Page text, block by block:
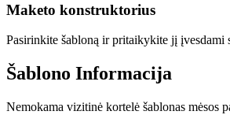
Maketo konstruktorius
Pasirinkite šabloną ir pritaikykite jį įvesdami
Šablono Informacija
Nemokama vizitinė kortelė šablonas mėsos